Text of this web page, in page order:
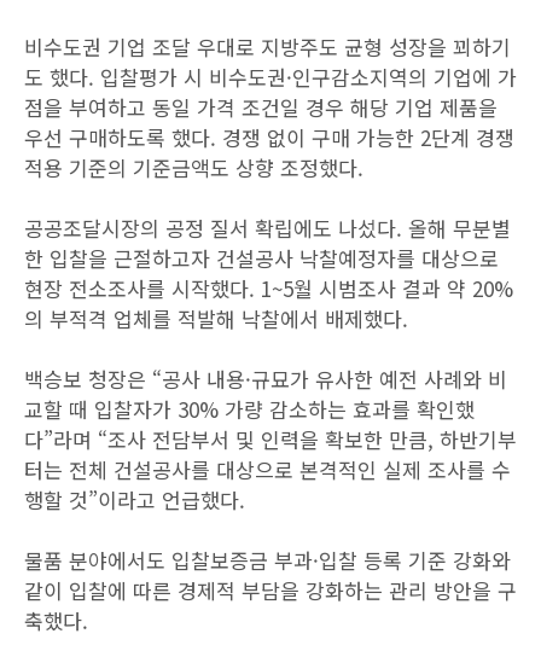
비수도권 기업 조달 우대로 지방주도 균형 성장을 꾀하기
도 했다. 입찰평가 시 비수도권·인구감소지역의 기업에 가
점을 부여하고 동일 가격 조건일 경우 해당 기업 제품을
우선 구매하도록 했다. 경쟁 없이 구매 가능한 2단계 경쟁
적용 기준의 기준금액도 상향 조정했다.
공공조달시장의 공정 질서 확립에도 나섰다. 올해 무분별
한 입찰을 근절하고자 건설공사 낙찰예정자를 대상으로
현장 전소조사를 시작했다. 1~5월 시범조사 결과 약 20%
의 부적격 업체를 적발해 낙찰에서 배제했다.
백승보 청장은 “공사 내용·규묘가 유사한 예전 사례와 비
교할 때 입찰자가 30% 가량 감소하는 효과를 확인했
다”라며 “조사 전담부서 및 인력을 확보한 만큼, 하반기부
터는 전체 건설공사를 대상으로 본격적인 실제 조사를 수
행할 것”이라고 언급했다.
물품 분야에서도 입찰보증금 부과·입찰 등록 기준 강화와
같이 입찰에 따른 경제적 부담을 강화하는 관리 방안을 구
축했다.